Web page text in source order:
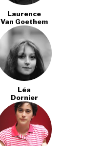
Laurence
Van Goethem
Léa
Dornier